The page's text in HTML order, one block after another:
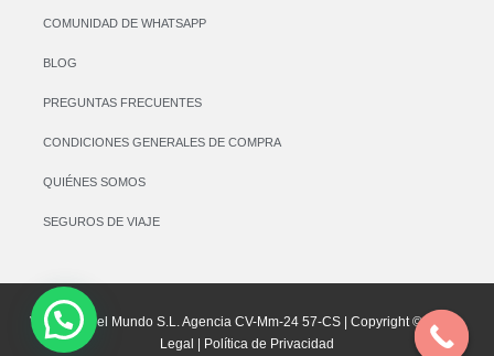
COMUNIDAD DE WHATSAPP
BLOG
PREGUNTAS FRECUENTES
CONDICIONES GENERALES DE COMPRA
QUIÉNES SOMOS
SEGUROS DE VIAJE
Vamos por el Mundo S.L. Agencia CV-Mm-24 57-CS | Copyright © | Aviso
Legal | Política de Privacidad